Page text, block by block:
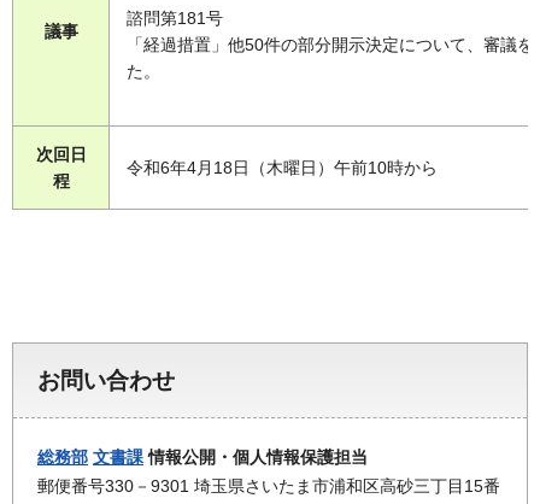
議事
諮問第181号
「経過措置」他50件の部分開示決定について、審議を
た。
次回日
程
令和6年4月18日（木曜日）午前10時から
お問い合わせ
総務部 文書課情報公開・個人情報保護担当
郵便番号330－9301 埼玉県さいたま市浦和区高砂三丁目15番